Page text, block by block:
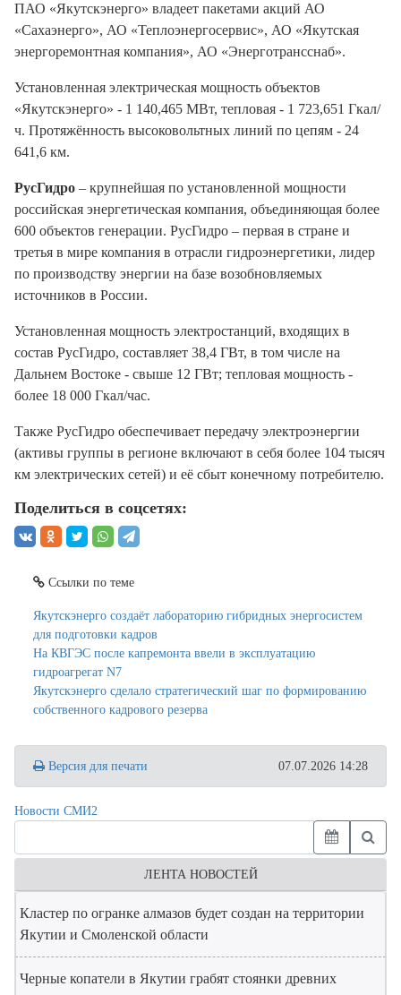
ПАО «Якутскэнерго» владеет пакетами акций АО
«Сахаэнерго», АО «Теплоэнергосервис», АО «Якутская
энергоремонтная компания», АО «Энерготрансснаб».
Установленная электрическая мощность объектов
«Якутскэнерго» - 1 140,465 МВт, тепловая - 1 723,651 Гкал/
ч. Протяжённость высоковольтных линий по цепям - 24
641,6 км.
РусГидро – крупнейшая по установленной мощности
российская энергетическая компания, объединяющая более
600 объектов генерации. РусГидро – первая в стране и
третья в мире компания в отрасли гидроэнергетики, лидер
по производству энергии на базе возобновляемых
источников в России.
Установленная мощность электростанций, входящих в
состав РусГидро, составляет 38,4 ГВт, в том числе на
Дальнем Востоке - свыше 12 ГВт; тепловая мощность -
более 18 000 Гкал/час.
Также РусГидро обеспечивает передачу электроэнергии
(активы группы в регионе включают в себя более 104 тысяч
км электрических сетей) и её сбыт конечному потребителю.
Поделиться в соцсетях:
Ссылки по теме
Якутскэнерго создаёт лабораторию гибридных энергосистем
для подготовки кадров
На КВГЭС после капремонта ввели в эксплуатацию
гидроагрегат N7
Якутскэнерго сделало стратегический шаг по формированию
собственного кадрового резерва
Версия для печати 07.07.2026 14:28
Новости СМИ2
ЛЕНТА НОВОСТЕЙ
Кластер по огранке алмазов будет создан на территории
Якутии и Смоленской области
Черные копатели в Якутии грабят стоянки древних